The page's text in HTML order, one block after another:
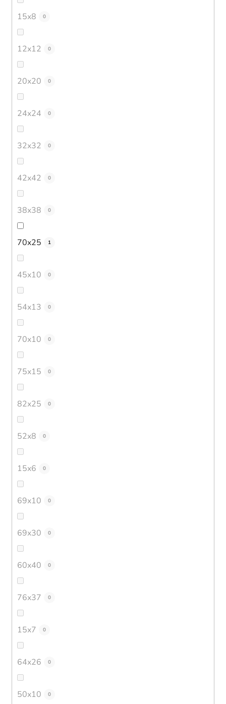
15x8 0
12x12 0
20x20 0
24x24 0
32x32 0
42x42 0
38x38 0
70x25 1
45x10 0
54x13 0
70x10 0
75x15 0
82x25 0
52x8 0
15x6 0
69x10 0
69x30 0
60x40 0
76x37 0
15x7 0
64x26 0
50x10 0